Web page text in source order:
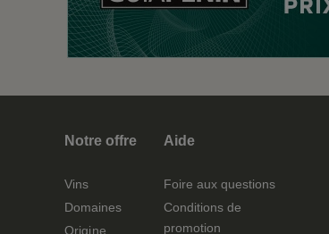
Notre offre
Vins
Domaines
Origine
Aide
Foire aux questions
Conditions de
promotion